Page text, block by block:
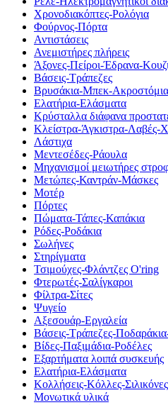
Χρονοδιακόπτες-Ρολόγια
Φούρνος-Πόρτα
Αντιστάσεις
Ανεμιστήρες πλήρεις
Άξονες-Πείροι-Έδρανα-
Βάσεις-Τράπεζες
Βρυσάκια-Μπεκ-
Ελατήρια-Ελάσματα
Κρύσταλλα διάφανα
Κλείστρα-Άγκιστρα-Λαβές-
Λάστιχα
Μεντεσέδες-Ράουλα
Μηχανισμοί μειωτήρες
Μετώπες-Καντράν-Μάσκες
Μοτέρ
Πόρτες
Πώματα-Τάπες-Καπάκια
Ρόδες-Ροδάκια
Σωλήνες
Στηρίγματα
Τσιμούχες-Φλάντζες O'ring
Φτερωτές-Σαλίγκαροι
Φίλτρα-Σίτες
Ψυγείο
Αξεσουάρ-Εργαλεία
Βάσεις-Τράπεζες-
Βίδες-Παξιμάδια-Ροδέλες
Εξαρτήματα λοιπά συσκευής
Ελατήρια-Ελάσματα
Κολλήσεις-Κόλλες-Σιλικόνες
Μονωτικά υλικά